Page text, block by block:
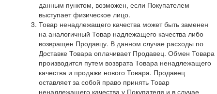
данным пунктом, возможен, если Покупателем
выступает физическое лицо.
Товар ненадлежащего качества может быть заменен
на аналогичный Товар надлежащего качества либо
возвращен Продавцу. В данном случае расходы по
Доставке Товара оплачивает Продавец. Обмен Товара
производится путем возврата Товара ненадлежащего
качества и продажи нового Товара. Продавец
оставляет за собой право принять Товар
ненадлежащего качества у Покупателя и в случае